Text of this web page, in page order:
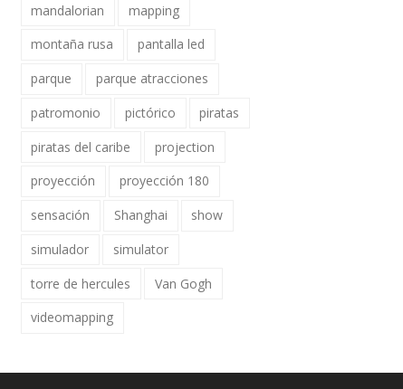
mandalorian
mapping
montaña rusa
pantalla led
parque
parque atracciones
patromonio
pictórico
piratas
piratas del caribe
projection
proyección
proyección 180
sensación
Shanghai
show
simulador
simulator
torre de hercules
Van Gogh
videomapping